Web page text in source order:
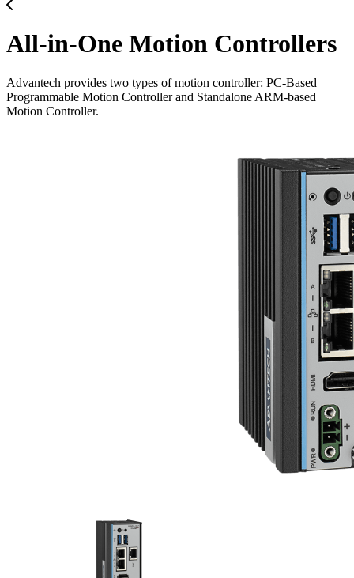
All-in-One Motion Controllers
Advantech provides two types of motion controller: PC-Based
Programmable Motion Controller and Standalone ARM-based
Motion Controller.